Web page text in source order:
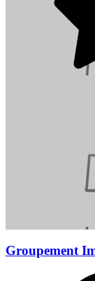
Groupement